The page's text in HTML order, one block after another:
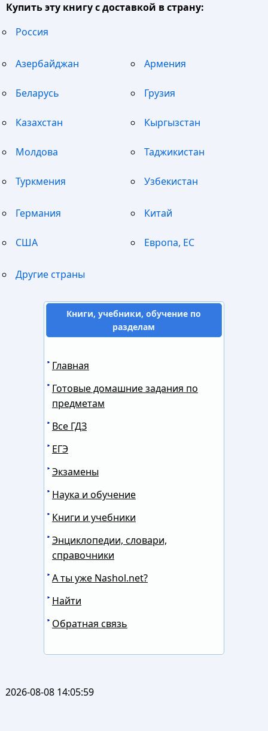
Купить эту книгу с доставкой в страну:
Россия
Азербайджан Армения
Беларусь Грузия
Казахстан Кыргызстан
Молдова Таджикистан
Туркмения Узбекистан
Германия Китай
США Европа, ЕС
Другие страны
Книги, учебники, обучение по
разделам
Главная
Готовые домашние задания по
предметам
Все ГДЗ
ЕГЭ
Экзамены
Наука и обучение
Книги и учебники
Энциклопедии, словари,
справочники
А ты уже Nashol.net?
Найти
Обратная связь
2026-08-08 14:05:59